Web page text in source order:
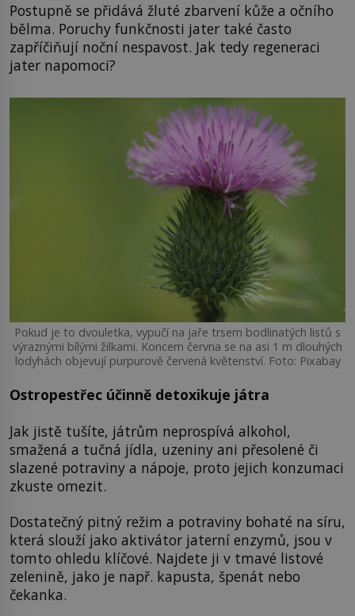
Postupně se přidává žluté zbarvení kůže a očního
bělma. Poruchy funkčnosti jater také často
zapříčiňují noční nespavost. Jak tedy regeneraci
jater napomoci?
Pokud je to dvouletka, vypučí na jaře trsem bodlinatých listů s
výraznými bílými žilkami. Koncem června se na asi 1 m dlouhých
lodyhách objevují purpurově červená květenství. Foto: Pixabay
Ostropestřec účinně detoxikuje játra
Jak jistě tušíte, játrům neprospívá alkohol,
smažená a tučná jídla, uzeniny ani přesolené či
slazené potraviny a nápoje, proto jejich konzumaci
zkuste omezit.
Dostatečný pitný režim a potraviny bohaté na síru,
která slouží jako aktivátor jaterní enzymů, jsou v
tomto ohledu klíčové. Najdete ji v tmavé listové
zelenině, jako je např. kapusta, špenát nebo
čekanka.